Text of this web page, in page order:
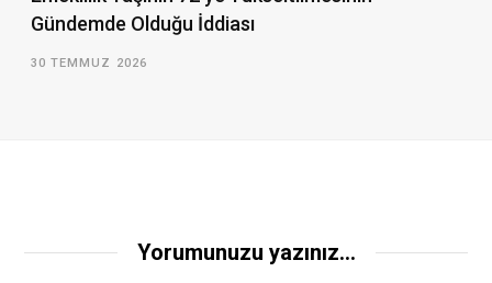
Gündemde Olduğu İddiası
30 TEMMUZ 2026
Yorumunuzu yazınız...